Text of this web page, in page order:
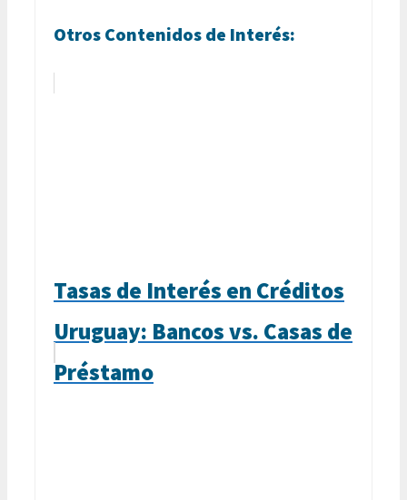
Otros Contenidos de Interés:
Tasas de Interés en Créditos
Uruguay: Bancos vs. Casas de
Préstamo